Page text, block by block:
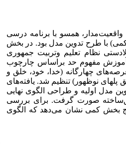
همسو با برنامه درسی
با طرح تدوین مدل بود. در بخش
نظام تعلیم وتربیت جمهوری
آموزش مفهوم حد براساس چارچوب
چهارگانه (­خدا، خود، خلق و
پلهای نوظهور) تنظیم شد. یافته­‌های
مدل اولیه و طراحی الگوی نهایی
صورت گرفت. برای بررسی
بخش کمی نشان می­‌دهد که الگوی